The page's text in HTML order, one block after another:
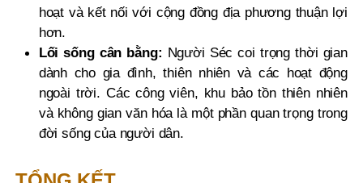
hoạt và kết nối với cộng đồng địa phương thuận lợi
hơn.
Lối sống cân bằng: Người Séc coi trọng thời gian
dành cho gia đình, thiên nhiên và các hoạt động
ngoài trời. Các công viên, khu bảo tồn thiên nhiên
và không gian văn hóa là một phần quan trọng trong
đời sống của người dân.